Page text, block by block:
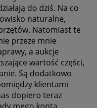
do dziś. Na co
naturalne,
Natomiast te
przeze mnie
a aukcje
wartość części,
Są dodatkowo
klientami
dopiero teraz